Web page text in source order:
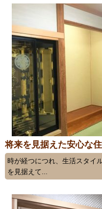
将来を見据えた安心な
時が経つにつれ、生活スタイ
を見据えて...